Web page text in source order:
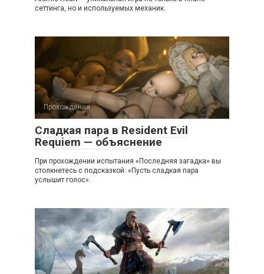
сеттинга, но и используемых механик.
Прохождения
Сладкая пара в Resident Evil
Requiem — объяснение
При прохождении испытания «Последняя загадка» вы
столкнетесь с подсказкой: «Пусть сладкая пара
услышит голос».